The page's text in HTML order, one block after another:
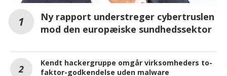
Ny rapport understreger cybertruslen
mod den europæiske sundhedssektor
Kendt hackergruppe omgår virksomheders to-
faktor-godkendelse uden malware